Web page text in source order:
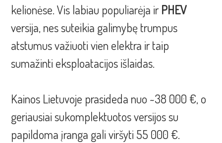
kelionėse. Vis labiau populiarėja ir PHEV
versija, nes suteikia galimybę trumpus
atstumus važiuoti vien elektra ir taip
sumažinti eksploatacijos išlaidas.
Kainos Lietuvoje prasideda nuo ~38 000 €, o
geriausiai sukomplektuotos versijos su
papildoma įranga gali viršyti 55 000 €.